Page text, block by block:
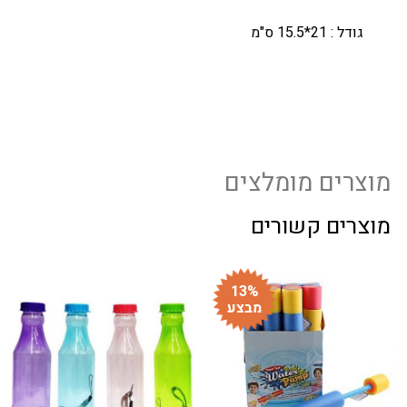
גודל : 21*15.5 ס"מ
מוצרים מומלצים
מוצרים קשורים
13%
מבצע